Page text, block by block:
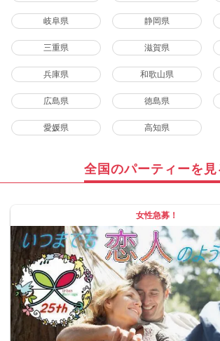
岐阜県 静岡県
三重県 滋賀県
兵庫県 和歌山県
広島県 徳島県
愛媛県 高知県
全国のパーティーを見
女性急募！